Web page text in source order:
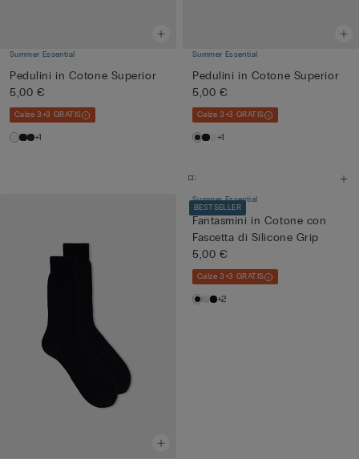
Summer Essential
Pedulini in Cotone Superior
5,00 €
Calze 3+3 GRATIS
+1
Summer Essential
Pedulini in Cotone Superior
5,00 €
Calze 3+3 GRATIS
+1
BESTSELLER
Summer Essential
Fantasmini in Cotone con
Fascetta di Silicone Grip
5,00 €
Calze 3+3 GRATIS
+2